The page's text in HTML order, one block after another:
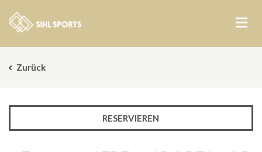
Zurück
RESERVIEREN